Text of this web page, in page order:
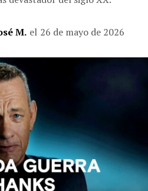
M. el 26 de mayo de 2026